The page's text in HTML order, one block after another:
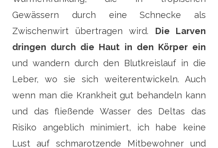
Gewässern durch eine Schnecke als
Zwischenwirt übertragen wird. Die Larven
dringen durch die Haut in den Körper ein
und wandern durch den Blutkreislauf in die
Leber, wo sie sich weiterentwickeln. Auch
wenn man die Krankheit gut behandeln kann
und das fließende Wasser des Deltas das
Risiko angeblich minimiert, ich habe keine
Lust auf schmarotzende Mitbewohner und